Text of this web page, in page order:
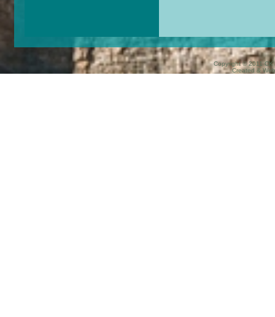
Copyright © 2011 CK
Created &